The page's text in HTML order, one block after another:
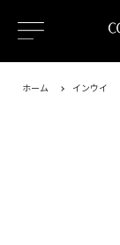
ホーム インウイ